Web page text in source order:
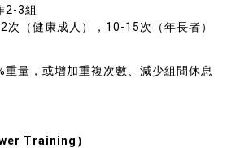
2-3組
次（健康成人），10-15次（年長者）
重量，或增加重複次數、減少組間休息
Training）